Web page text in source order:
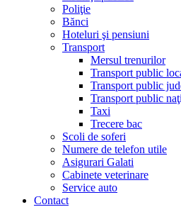
Poliţie
Bănci
Hoteluri şi pensiuni
Transport
Mersul trenurilor
Transport public
Transport public
Transport public
Taxi
Trecere bac
Scoli de soferi
Numere de telefon utile
Asigurari Galati
Cabinete veterinare
Service auto
Contact